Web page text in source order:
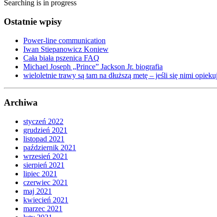
Searching is in progress
Ostatnie wpisy
Power-line communication
Iwan Stiepanowicz Koniew
Cała biała pszenica FAQ
Michael Joseph „Prince” Jackson Jr. biografia
wieloletnie trawy są tam na dłuższą metę – jeśli się nimi
Archiwa
styczeń 2022
grudzień 2021
listopad 2021
październik 2021
wrzesień 2021
sierpień 2021
lipiec 2021
czerwiec 2021
maj 2021
kwiecień 2021
marzec 2021